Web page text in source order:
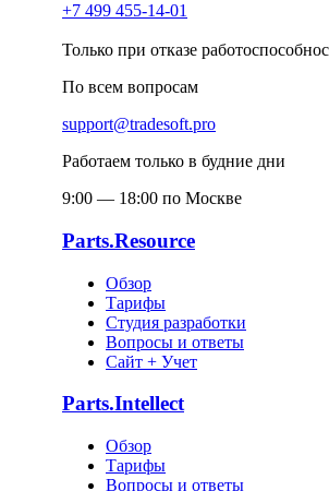
+7 499 455-14-01
Только при отказе
По всем вопросам
support@tradesoft.pro
Работаем только в будние дни
9:00 — 18:00 по Москве
Parts.Resource
Обзор
Тарифы
Студия разработки
Вопросы и ответы
Сайт + Учет
Parts.Intellect
Обзор
Тарифы
Вопросы и ответы